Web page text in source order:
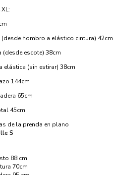
hombro a elástico cintura) 42cm
(desde escote) 38cm
elástica (sin estirar) 38cm
144cm
65cm
45cm
de la prenda en plano
S
88 cm
70cm